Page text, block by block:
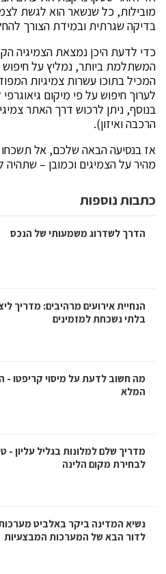
מובילות, כל שנשאר הוא לגשת
בדיקה שגרתית ובמידת הצורך
כדי לדעת היכן נמצאת הצמיגיה
המכיל בתוכו עשרות צמיגיות
לערוך חיפוש על פי מיקום
בנוסף, ניתן לרכוש דרך האתר
הרכבה ואיזון).
אז בנסיעה הבאה שלכם, אל
מהיר על הצמיגים וכמובן – שתהיה
כתבות נוספות
הדרך לשדרוג משמעותי של הנכס
הנחיית אירועים מרהיבים: מדריך
בלתי נשכחת למזמינים
מה חשוב לדעת על מיסוי קריפטו -
המלא
מדריך שלם למלונות בגליל עליון -
לבחירת מקום הלינה
נשיא המדינה ביקר באלביט
לדור הבא של המערכות המבצעיות